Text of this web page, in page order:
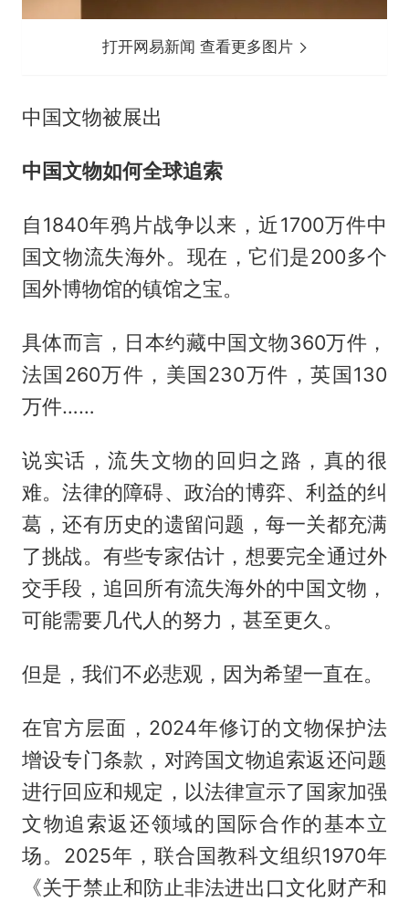
打开网易新闻 查看更多图片
中国文物被展出
中国文物如何全球追索
自1840年鸦片战争以来，近1700万件中
国文物流失海外。现在，它们是200多个
国外博物馆的镇馆之宝。
具体而言，日本约藏中国文物360万件，
法国260万件，美国230万件，英国130
万件……
说实话，流失文物的回归之路，真的很
难。法律的障碍、政治的博弈、利益的纠
葛，还有历史的遗留问题，每一关都充满
了挑战。有些专家估计，想要完全通过外
交手段，追回所有流失海外的中国文物，
可能需要几代人的努力，甚至更久。
但是，我们不必悲观，因为希望一直在。
在官方层面，2024年修订的文物保护法
增设专门条款，对跨国文物追索返还问题
进行回应和规定，以法律宣示了国家加强
文物追索返还领域的国际合作的基本立
场。2025年，联合国教科文组织1970年
《关于禁止和防止非法进出口文化财产和